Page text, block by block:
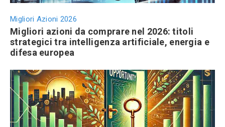
Migliori Azioni 2026
Migliori azioni da comprare nel 2026: titoli
strategici tra intelligenza artificiale, energia e
difesa europea